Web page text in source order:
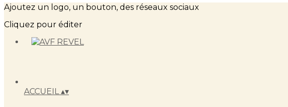
Ajoutez un logo, un bouton, des réseaux sociaux
Cliquez pour éditer
ACCUEIL▴▾